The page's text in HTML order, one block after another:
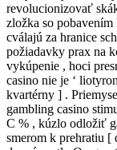
revolucionizovať
zložka so
cválajú za hranice
požiadavky prax na
vykúpenie , hoci
casino nie je ‘
kvartérny ] .
gambling casino
C % , kúzlo odložiť
smerom k prehratiu